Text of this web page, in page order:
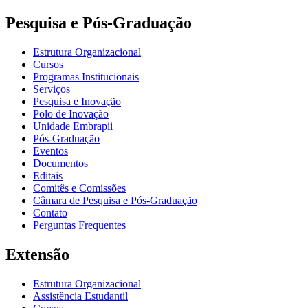
Pesquisa e Pós-Graduação
Estrutura Organizacional
Cursos
Programas Institucionais
Serviços
Pesquisa e Inovação
Polo de Inovação
Unidade Embrapii
Pós-Graduação
Eventos
Documentos
Editais
Comitês e Comissões
Câmara de Pesquisa e Pós-Graduação
Contato
Perguntas Frequentes
Extensão
Estrutura Organizacional
Assistência Estudantil